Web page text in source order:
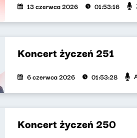
13 czerwca 2026 01:53:16
Koncert życzeń 251
6 czerwca 2026 01:53:28
Koncert życzeń 250